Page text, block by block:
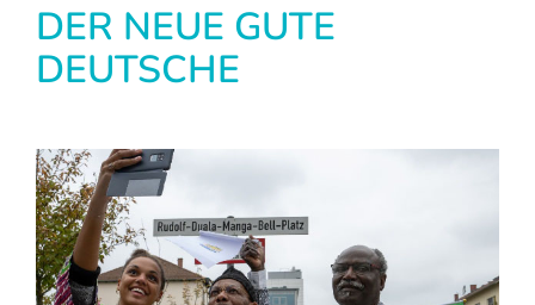
DER NEUE GUTE
DEUTSCHE